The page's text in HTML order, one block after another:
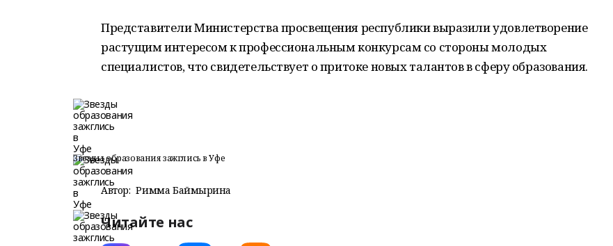
Представители Министерства просвещения республики выразили удовлетворение
растущим интересом к профессиональным конкурсам со стороны молодых
специалистов, что свидетельствует о притоке новых талантов в сферу образования.
Звезды образования зажглись в Уфе
Автор: Римма Баймырҙина
Читайте нас